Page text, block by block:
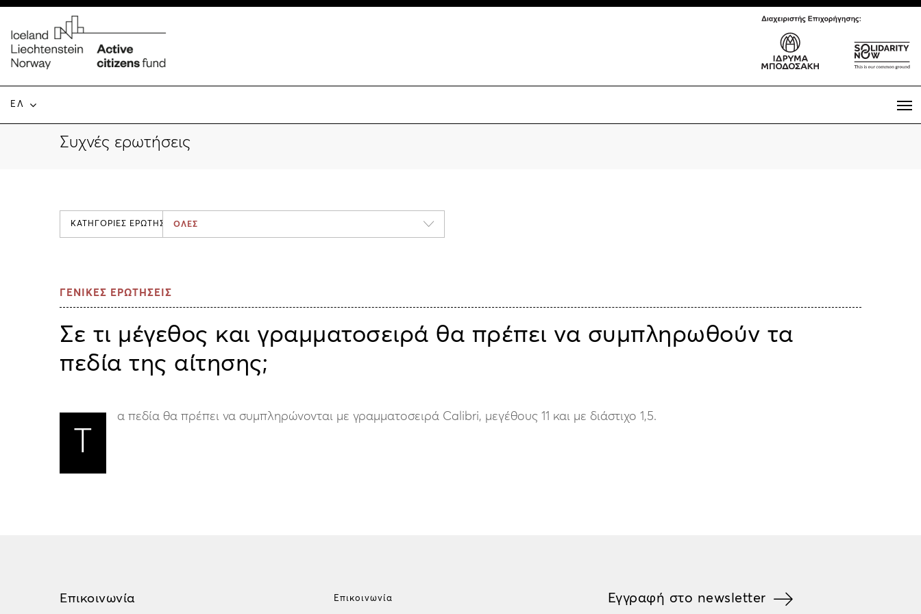
ΕΛ
Συχνές ερωτήσεις
ΚΑΤΗΓΟΡΙΕΣ ΕΡΩΤΗΣΕΩΝΟΛΕΣ
ΓΕΝΙΚΕΣ ΕΡΩΤΗΣΕΙΣ
Σε τι μέγεθος και γραμματοσειρά θα πρέπει να συμπληρωθούν τα
πεδία της αίτησης;
Τ
α πεδία θα πρέπει να συμπληρώνονται με γραμματοσειρά Calibri, μεγέθους 11 και με διάστιχο 1,5.
Επικοινωνία Επικοινωνία Εγγραφή στο newsletter